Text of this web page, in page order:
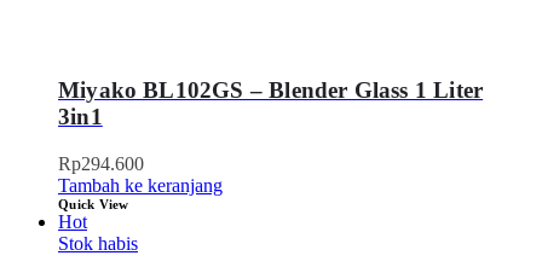
Miyako BL102GS – Blender Glass 1 Liter
3in1
Rp294.600
Tambah ke keranjang
Quick View
Hot
Stok habis